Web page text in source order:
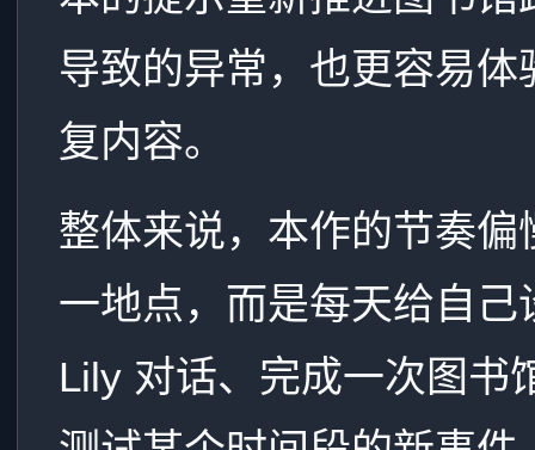
导致的异常，也更容易
复内容。
整体来说，本作的节奏
一地点，而是每天给自
Lily 对话、完成一次图书